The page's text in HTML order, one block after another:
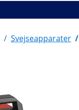
/ Svejseapparater /